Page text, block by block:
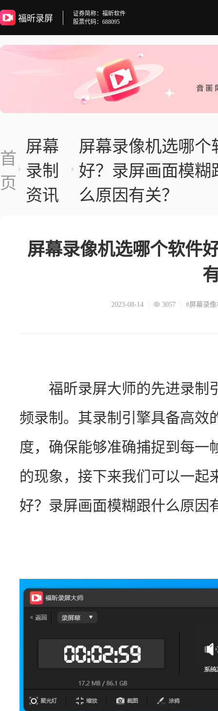
福昕录屏
证券简称：福昕软件
股票代码：688095
首
页
屏幕
录制
资讯
屏幕录像机选哪个
好？录屏画面模糊
么原因有关？
屏幕录像机选哪个软件
2023-08-14 3057 #屏幕录像
福昕录屏大师的先进录制
频录制。其录制引擎具备高效
度，确保能够准确捕捉到每一
的现象，接下来我们可以一起
好？录屏画面模糊跟什么原因